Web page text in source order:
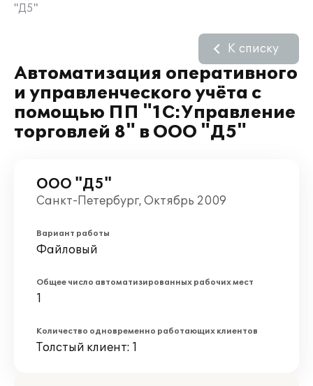
"Д5"
Автоматизация оперативного
и управленческого учёта с
помощью ПП "1С:Управление
торговлей 8" в ООО "Д5"
К списку
ООО "Д5"
Санкт-Петербург, Октябрь 2009
Вариант работы
Файловый
Общее число автоматизированных рабочих мест
1
Количество одновременно работающих клиентов
Толстый клиент: 1